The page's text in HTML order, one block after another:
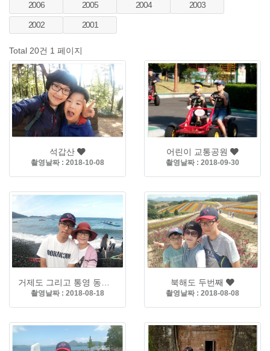
2006 2005 2004 2003
2002 2001
Total 20건 1 페이지
석갑산
촬영날짜 : 2018-10-08
어린이 교통공원
촬영날짜 : 2018-09-30
거제도 그리고 통영 동피랑
촬영날짜 : 2018-08-18
북해도 두번째
촬영날짜 : 2018-08-08